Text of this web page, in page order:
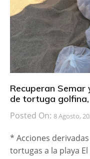
Recuperan
de tortuga golfina,
Posted On: 8 Agosto,
* Acciones
tortugas a la playa